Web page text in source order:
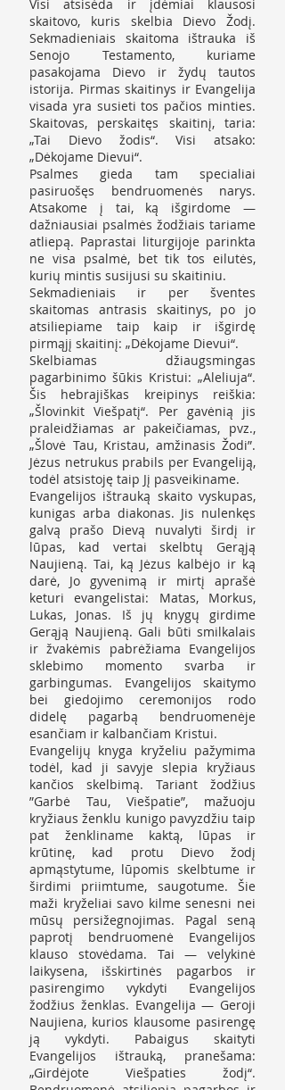
Visi atsisėda ir įdėmiai klausosi
skaitovo, kuris skelbia Dievo Žodį.
Sekmadieniais skaitoma ištrauka iš
Senojo Testamento, kuriame
pasakojama Dievo ir žydų tautos
istorija. Pirmas skaitinys ir Evangelija
visada yra susieti tos pačios minties.
Skaitovas, perskaitęs skaitinį, taria:
„Tai Dievo žodis“. Visi atsako:
„Dėkojame Dievui“.
Psalmes gieda tam specialiai
pasiruošęs bendruomenės narys.
Atsakome į tai, ką išgirdome —
dažniausiai psalmės žodžiais tariame
atliepą. Paprastai liturgijoje parinkta
ne visa psalmė, bet tik tos eilutės,
kurių mintis susijusi su skaitiniu.
Sekmadieniais ir per šventes
skaitomas antrasis skaitinys, po jo
atsiliepiame taip kaip ir išgirdę
pirmąjį skaitinį: „Dėkojame Dievui“.
Skelbiamas džiaugsmingas
pagarbinimo šūkis Kristui: „Aleliuja“.
Šis hebrajiškas kreipinys reiškia:
„Šlovinkit Viešpatį“. Per gavėnią jis
praleidžiamas ar pakeičiamas, pvz.,
„Šlovė Tau, Kristau, amžinasis Žodi”.
Jėzus netrukus prabils per Evangeliją,
todėl atsistoję taip Jį pasveikiname.
Evangelijos ištrauką skaito vyskupas,
kunigas arba diakonas. Jis nulenkęs
galvą prašo Dievą nuvalyti širdį ir
lūpas, kad vertai skelbtų Gerąją
Naujieną. Tai, ką Jėzus kalbėjo ir ką
darė, Jo gyvenimą ir mirtį aprašė
keturi evangelistai: Matas, Morkus,
Lukas, Jonas. Iš jų knygų girdime
Gerąją Naujieną. Gali būti smilkalais
ir žvakėmis pabrėžiama Evangelijos
sklebimo momento svarba ir
garbingumas. Evangelijos skaitymo
bei giedojimo ceremonijos rodo
didelę pagarbą bendruomenėje
esančiam ir kalbančiam Kristui.
Evangelijų knyga kryželiu pažymima
todėl, kad ji savyje slepia kryžiaus
kančios skelbimą. Tariant žodžius
”Garbė Tau, Viešpatie”, mažuoju
kryžiaus ženklu kunigo pavyzdžiu taip
pat ženkliname kaktą, lūpas ir
krūtinę, kad protu Dievo žodį
apmąstytume, lūpomis skelbtume ir
širdimi priimtume, saugotume. Šie
maži kryželiai savo kilme senesni nei
mūsų persižegnojimas. Pagal seną
paprotį bendruomenė Evangelijos
klauso stovėdama. Tai — velykinė
laikysena, išskirtinės pagarbos ir
pasirengimo vykdyti Evangelijos
žodžius ženklas. Evangelija — Geroji
Naujiena, kurios klausome pasirengę
ją vykdyti. Pabaigus skaityti
Evangelijos ištrauką, pranešama:
„Girdėjote Viešpaties žodį“.